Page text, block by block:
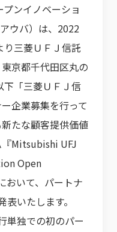
ンイノベーショ
ウバ）は、2022
三菱ＵＦＪ信託
京都千代田区丸の
下「三菱ＵＦＪ信
企業募集を行って
たな顧客提供価値
Mitsubishi UFJ
Open
いて、パートナ
表いたします。
単独での初のパー